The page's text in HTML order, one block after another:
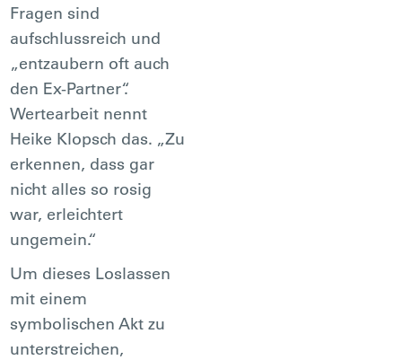
Fragen sind
aufschlussreich und
„entzaubern oft auch
den Ex-Partner“.
Wertearbeit nennt
Heike Klopsch das. „Zu
erkennen, dass gar
nicht alles so rosig
war, erleichtert
ungemein.“
Um dieses Loslassen
mit einem
symbolischen Akt zu
unterstreichen,